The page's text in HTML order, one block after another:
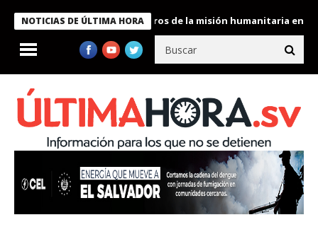
NOTICIAS DE ÚLTIMA HORA
condecora a miembros de la misión humanitaria enviada a